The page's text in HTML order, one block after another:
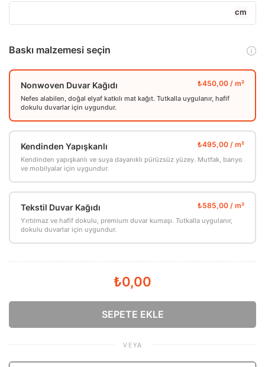
cm
Baskı malzemesi seçin
Nonwoven Duvar Kağıdı
Nefes alabilen, doğal elyaf katkılı mat kağıt. Tutkalla uygulanır, hafif
dokulu duvarlar için uygundur.
Kendinden Yapışkanlı
Kendinden yapışkanlı ve suya dayanıklı pürüzsüz yüzey. Mutfak, banyo
ve mobilyalar için uygundur.
Tekstil Duvar Kağıdı
Yırtılmaz ve hafif dokulu, premium duvar kumaşı. Tutkalla uygulanır,
dokulu duvarlar için uygundur.
₺0,00
SEPETE EKLE
VEYA